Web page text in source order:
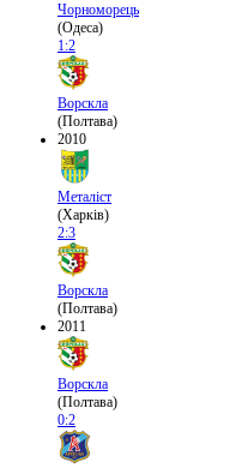
Чорноморець
(Одеса)
1:2
Ворскла
(Полтава)
2010
Металіст
(Харків)
2:3
Ворскла
(Полтава)
2011
Ворскла
(Полтава)
0:2